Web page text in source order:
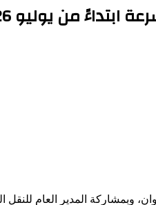
من يوليو 2026
وبمشاركة المدير العام